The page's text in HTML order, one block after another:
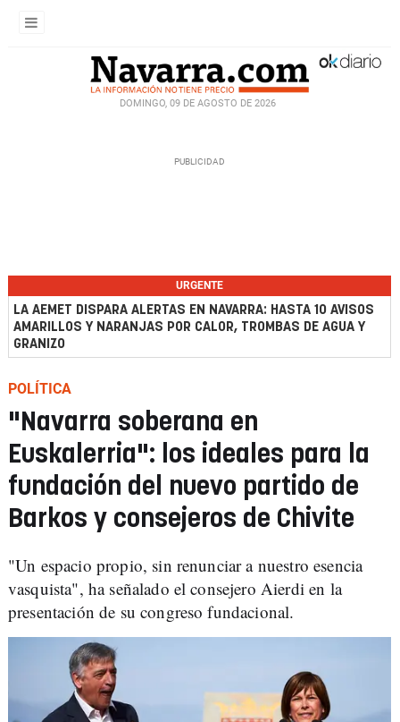
DOMINGO, 09 DE AGOSTO DE 2026
URGENTE
LA AEMET DISPARA ALERTAS EN NAVARRA: HASTA 10 AVISOS
AMARILLOS Y NARANJAS POR CALOR, TROMBAS DE AGUA Y
GRANIZO
POLÍTICA
"Navarra soberana en
Euskalerria": los ideales para la
fundación del nuevo partido de
Barkos y consejeros de Chivite
"Un espacio propio, sin renunciar a nuestro esencia
vasquista", ha señalado el consejero Aierdi en la
presentación de su congreso fundacional.